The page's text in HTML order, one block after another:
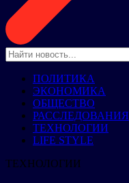
ПОЛИТИКА
ЭКОНОМИКА
ОБЩЕСТВО
РАССЛЕДОВАНИЯ
ТЕХНОЛОГИИ
LIFE STYLE
ТЕХНОЛОГИИ